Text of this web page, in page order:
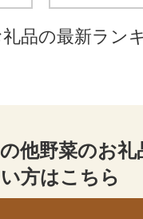
品の最新ラン
他野菜のお
方はこちら